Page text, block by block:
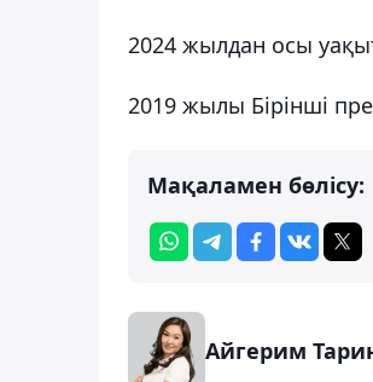
2024 жылдан осы
2019 жылы Бірінші
Мақаламен бөлісу:
Айгерим